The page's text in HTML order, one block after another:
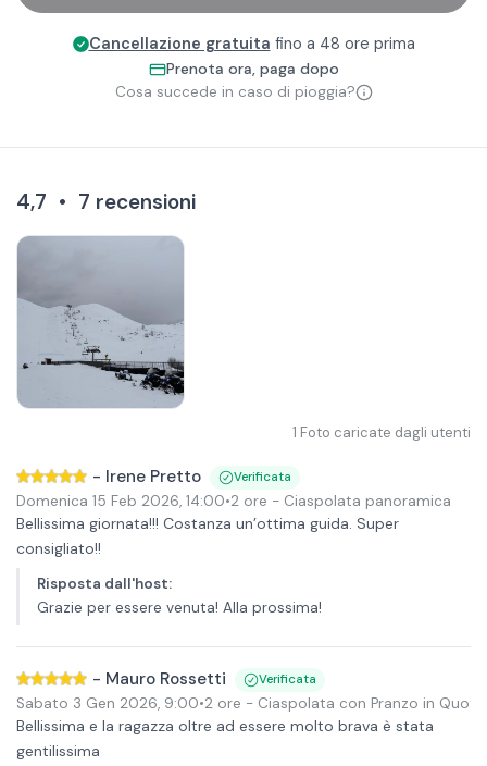
Cancellazione gratuita fino a 48 ore prima
Prenota ora, paga dopo
Cosa succede in caso di pioggia?
4,7 • 7 recensioni
1 Foto caricate dagli utenti
- Irene Pretto Verificata
Domenica 15 Feb 2026, 14:00•2 ore - Ciaspolata panoramica
Bellissima giornata!!! Costanza un’ottima guida. Super
consigliato!!
Risposta dall'host:
Grazie per essere venuta! Alla prossima!
- Mauro Rossetti Verificata
Sabato 3 Gen 2026, 9:00•2 ore - Ciaspolata con Pranzo in Quota
Bellissima e la ragazza oltre ad essere molto brava è stata
gentilissima